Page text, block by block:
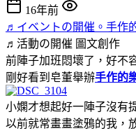
16年前
♬イベントの開催。手作
♬活動の開催 圖文創作
前陣子加班悶壞了，好不
剛好看到皂董舉辦手作的
小嫻才想起好一陣子沒有
以前就常畫畫塗鴉的我，